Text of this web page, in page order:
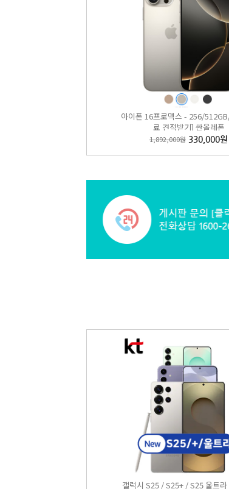
아이폰 16프로맥스 - 256/
료 견적받기] 싼올레폰
1,892,000원 330,000원
갤럭시 S25 / S25+ / S25 울트